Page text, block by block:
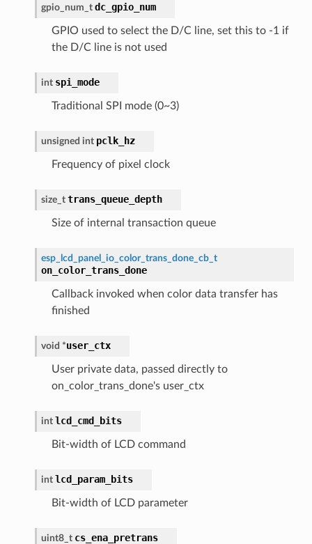
gpio_num_t dc_gpio_num
GPIO used to select the D/C line, set this to -1 if
the D/C line is not used
int spi_mode
Traditional SPI mode (0~3)
unsigned int pclk_hz
Frequency of pixel clock
size_t trans_queue_depth
Size of internal transaction queue
esp_lcd_panel_io_color_trans_done_cb_t
on_color_trans_done
Callback invoked when color data transfer has
finished
void *user_ctx
User private data, passed directly to
on_color_trans_done's user_ctx
int lcd_cmd_bits
Bit-width of LCD command
int lcd_param_bits
Bit-width of LCD parameter
uint8_t cs_ena_pretrans